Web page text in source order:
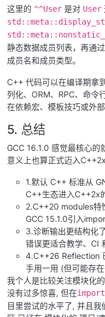
}
int
constexpr
auto
std::cout <<
    std::cout <<
    std::cout <<
这里的 ^^User 是对 User
静态数据成员列表，再通过
成员名和成员类型。
C++ 代码可以在编译期拿
列化、ORM、RPC、命令
在依赖宏、模板技巧或外
5. 总结
GCC 16.1.0 感觉最核心
意义上也算正式迈入
1.默认 C++ 标准从
C++生态进入C++2x
2.C++20 modules特
GCC 15.1.0引入
3.诊断输出更结构化
错误更适合教学、CI
4.C++26 Reflection
手用一用 (但可能存
我个人是比较关注模块化
没有过多惊喜, 但在
目里尝试的水平了, 并且